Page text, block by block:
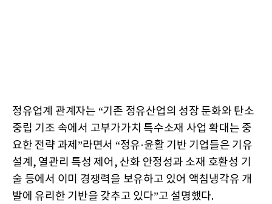
정유업계 관계자는 “기존 정유산업의 성장 둔화와 탄소
중립 기조 속에서 고부가가치 특수소재 사업 확대는 중
요한 전략 과제”라면서 “정유·윤활 기반 기업들은 기유
설계, 열관리 특성 제어, 산화 안정성과 소재 호환성 기
술 등에서 이미 경쟁력을 보유하고 있어 액침냉각유 개
발에 유리한 기반을 갖추고 있다”고 설명했다.